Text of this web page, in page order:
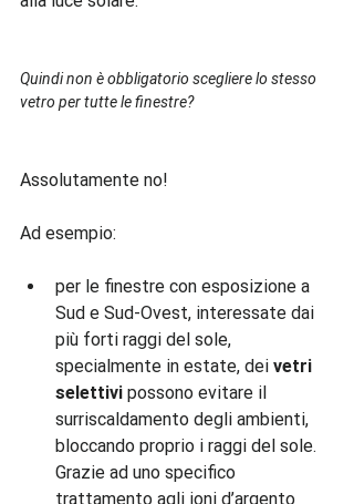
Quindi non è obbligatorio scegliere lo stesso
vetro per tutte le finestre?
Assolutamente no!
per le finestre con esposizione a
Sud e Sud-Ovest, interessate dai
più forti raggi del sole,
specialmente in estate, dei vetri
selettivi possono evitare il
surriscaldamento degli ambienti,
bloccando proprio i raggi del sole.
Grazie ad uno specifico
trattamento agli ioni d’argento